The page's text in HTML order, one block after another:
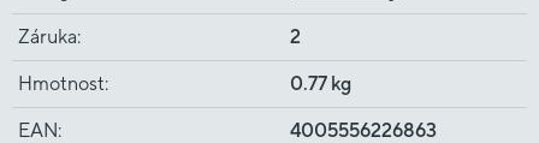
Záruka: 2
Hmotnost: 0.77 kg
EAN: 4005556226863